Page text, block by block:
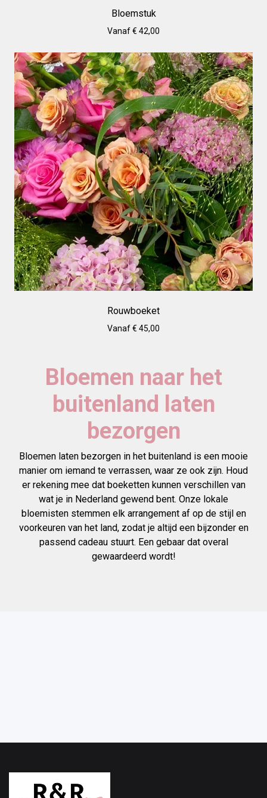
Bloemstuk
Vanaf € 42,00
Rouwboeket
Vanaf € 45,00
Bloemen naar het
buitenland laten
bezorgen
Bloemen laten bezorgen in het buitenland is een mooie
manier om iemand te verrassen, waar ze ook zijn. Houd
er rekening mee dat boeketten kunnen verschillen van
wat je in Nederland gewend bent. Onze lokale
bloemisten stemmen elk arrangement af op de stijl en
voorkeuren van het land, zodat je altijd een bijzonder en
passend cadeau stuurt. Een gebaar dat overal
gewaardeerd wordt!